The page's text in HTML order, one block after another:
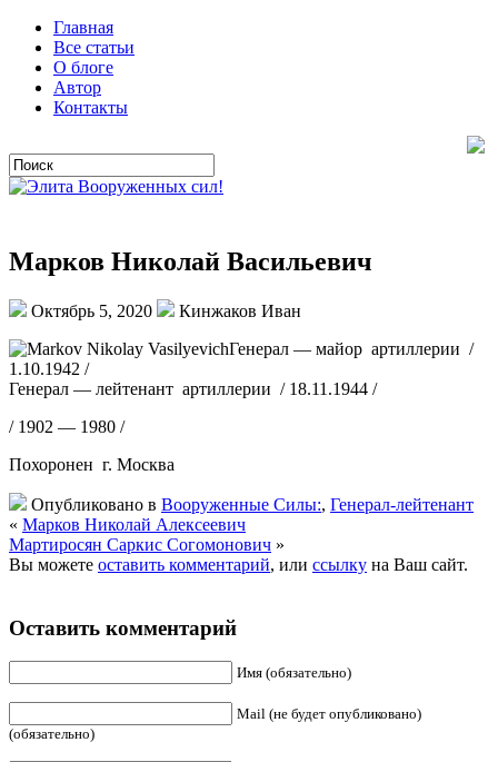
Главная
Все статьи
О блоге
Автор
Контакты
Марков Николай Васильевич
Октябрь 5, 2020
Кинжаков Иван
Генерал — майор артиллерии /
1.10.1942 /
Генерал — лейтенант артиллерии / 18.11.1944 /
/ 1902 — 1980 /
Похоронен г. Москва
Опубликовано в Вооруженные Силы:, Генерал-лейтенант
« Марков Николай Алексеевич
Мартиросян Саркис Согомонович »
Вы можете оставить комментарий, или ссылку на Ваш сайт.
Оставить комментарий
Имя (обязательно)
Mail (не будет опубликовано)
(обязательно)